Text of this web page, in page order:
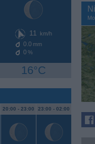
11 km/h
0.0 mm
0 %
16°C
20:00 - 23:00 23:00 - 02:00